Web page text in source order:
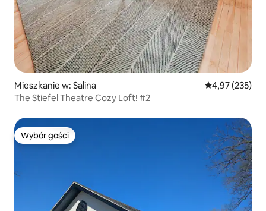
Mieszkanie w: Salina Średnia
4,97 (235)
The Stiefel Theatre Cozy Loft! #2
Wybór gości
Wybór gości